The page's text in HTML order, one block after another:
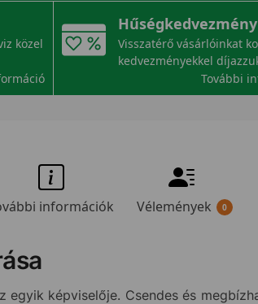
közel
Hűségkedvezmény
Visszatérő vásárlóinkat
kedvezményekkel
További
információk Vélemények 0
egyik képviselője. Csendes és